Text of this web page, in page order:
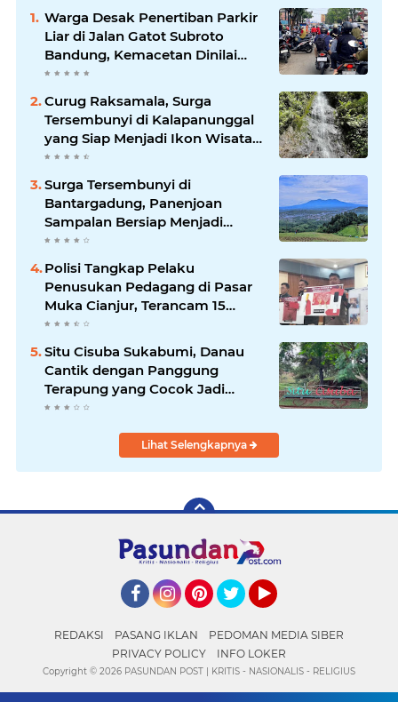
Warga Desak Penertiban Parkir
Liar di Jalan Gatot Subroto
Bandung, Kemacetan Dinilai
Makin Mengkhawatirkan
Curug Raksamala, Surga
Tersembunyi di Kalapanunggal
yang Siap Menjadi Ikon Wisata
Alam Baru Kabupaten
Surga Tersembunyi di
Bantargadung, Panenjoan
Sampalan Bersiap Menjadi
Destinasi Desa Wisata Baru
Polisi Tangkap Pelaku
Penusukan Pedagang di Pasar
Muka Cianjur, Terancam 15
Tahun Penjara
Situ Cisuba Sukabumi, Danau
Cantik dengan Panggung
Terapung yang Cocok Jadi
Destinasi Libur Akhir Pekan
Lihat Selengkapnya
REDAKSI PASANG IKLAN
PEDOMAN MEDIA SIBER
PRIVACY POLICY
INFO LOKER
Copyright © 2026 PASUNDAN POST | KRITIS - NASIONALIS - RELIGIUS